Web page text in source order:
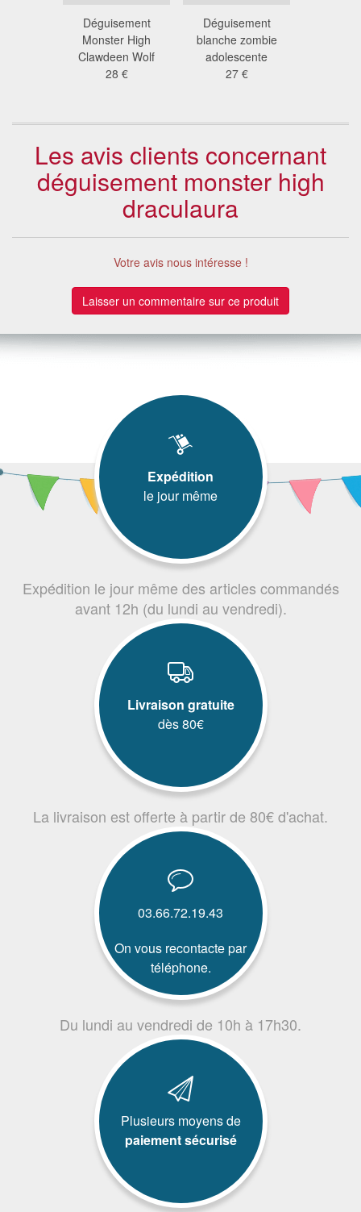
Déguisement
Monster High
Clawdeen Wolf
28 €
Déguisement
blanche zombie
adolescente
27 €
Les avis clients concernant
déguisement monster high
draculaura
Votre avis nous intéresse !
Laisser un commentaire sur ce produit
Expédition
le jour même
Expédition le jour même des articles commandés
avant 12h (du lundi au vendredi).
Livraison gratuite
dès 80€
La livraison est offerte à partir de 80€ d'achat.
03.66.72.19.43
On vous recontacte par
téléphone.
Du lundi au vendredi de 10h à 17h30.
Plusieurs moyens de
paiement sécurisé